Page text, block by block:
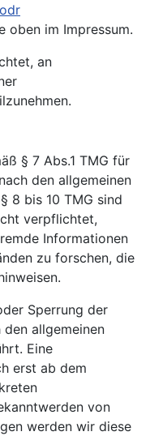
oben im Impressum.
an
§ 7 Abs.1 TMG für
den allgemeinen
8 bis 10 TMG sind
verpflichtet,
Informationen
zu forschen, die
Sperrung der
allgemeinen
Eine
erst ab dem
von
werden wir diese